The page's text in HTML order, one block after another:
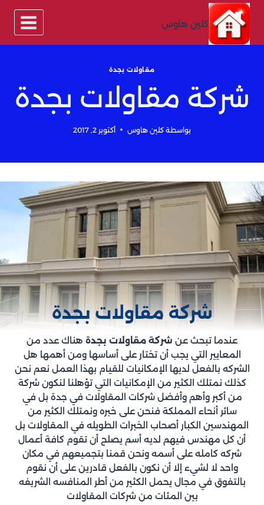
التجاوز
المحتوى
كلين هاوس
مقاولات بجدة
شركة مقاولات بجدة
بواسطة كلين هاوس أكتوبر 2, 2017
شركة مقاولات بجدة
عندما تبحث عن شركة مقاولات بجدة هناك عدد من
المعايير التي يجب أن تختار على أساسها ومن أهمها هل
الشركه بالفعل لديها الإمكانيات للقيام بهذا العمل نعم نحن
كذلك نمتلك الكثير من الإمكانيات التي تؤهلنا لنكون شركة
من أكبر وأهم وأفضل شركات المقاولات في جدة بل في
سائر أنحاء المملكة فنحن على خبره ونمتلك الكثير من
المهندسين الكبار أصحاب الخبرات الطويله في المقاولات بل
أن كل مهندس فيهم لديه أسم يصلح أن تقوم كافة أعمال
شركه كامله على أسمه ونحن قمنا بتجميعهم في مكان
واحد لا لشيء إلا أن نكون بالفعل قادرين على أن نقوم
بالتفوق في مجال يحمل الكثير من أطر المنافسه الشريفه
بين المئات من شركات المقاولات